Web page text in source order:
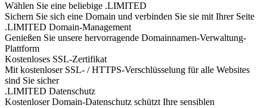
Wählen Sie eine beliebige .LIMITED
Sichern Sie sich eine Domain und verbinden Sie sie mit Ihrer Seite
.LIMITED Domain-Management
Genießen Sie unsere hervorragende Domainnamen-Verwaltung-
Plattform
Kostenloses SSL-Zertifikat
Mit kostenloser SSL- / HTTPS-Verschlüsselung für alle Websites
sind Sie sicher
.LIMITED Datenschutz
Kostenloser Domain-Datenschutz schützt Ihre sensiblen